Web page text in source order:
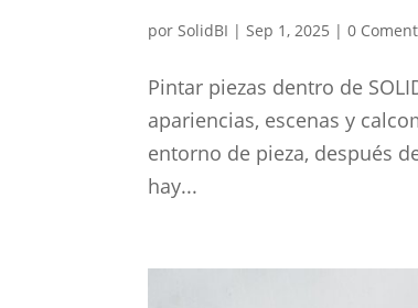
porSolidBI |Sep 1, 2025 |0
Pintar piezas dentro de
apariencias, escenas y
entorno de pieza, después
hay...